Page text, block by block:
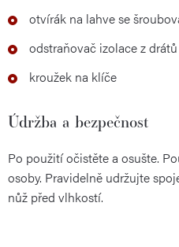
otvírák na lahve se
odstraňovač izolace z drátů
kroužek na klíče
Údržba a bezpečnost
Po použití očistěte a osušte.
osoby. Pravidelně udržujte
nůž před vlhkostí.